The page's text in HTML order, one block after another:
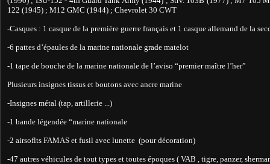
122 (1945) ; M12 GMC (1944) ; Chevrolet 30 CWT
-Casques : 1 casque de la première guerre français et 1 casque allemand de la
-6 pattes d’épaules de la marine nationale grade matelot
-1 tape de bouche de la marine nationale de l’aviso “premier maître l’her”
Plusieurs insignes tissus et boutons avec ancre marine
-Insignes métal (tap, artillerie ...)
-1 bande légendée “marine nationale
-2 airsoflts FAMAS et fusil avec lunette (pour décoration)
-47 autres véhicules de tout types et toutes époques ( VAB , tigre, panzer,